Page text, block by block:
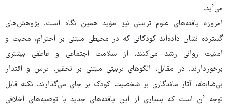
می‌آید.
امروزه یافته‌های علوم تربیتی نیز مؤید همین نگاه است. پژوهش‌های
گسترده نشان داده‌اند کودکانی که در محیطی مبتنی بر احترام، محبت و
امنیت روانی رشد می‌کنند، از سلامت اجتماعی و عاطفی بیشتری
برخوردارند. در مقابل، الگوهای تربیتی مبتنی بر تحقیر، ترس و اقتدار
بی‌ضابطه، آثار ماندگاری بر شخصیت کودک بر جای می‌گذارند. نکته قابل
توجه آن است که بسیاری از این یافته‌های جدید با توصیه‌های اخلاقی